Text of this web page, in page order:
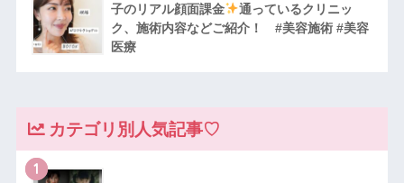
子のリアル顔面課金
通っているクリニッ
ク、施術内容などご紹介！ #美容施術 #美容
医療
カテゴリ別人気記事♡
1